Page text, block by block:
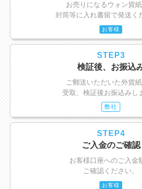
お売りになるウォン貨
封筒等に入れ書留で発送く
お客様
STEP3
検証後、お振込
ご郵送いただいた外貨
受取、検証後お振込みし
弊社
STEP4
ご入金のご確認
お客様口座へのご入金
ご確認ください。
お客様